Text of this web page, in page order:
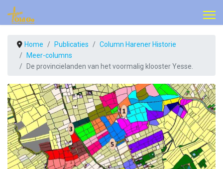
Home Publicaties
Column Harener Historie
Meer-columns
De provincielanden van het voormalig klooster Yesse.